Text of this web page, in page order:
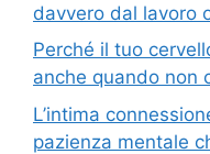
davvero dal lavoro
Perché il tuo
anche quando non
L’intima
pazienza mentale